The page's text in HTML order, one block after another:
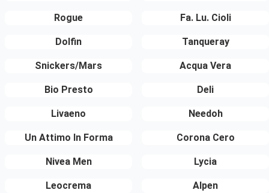
Rogue Fa. Lu. Cioli
Dolfin Tanqueray
Snickers/Mars Acqua Vera
Bio Presto Deli
Livaeno Needoh
Un Attimo In Forma Corona Cero
Nivea Men Lycia
Leocrema Alpen